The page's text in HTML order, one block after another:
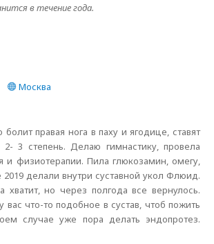
в течение года.
Москва
правая нога в паху и ягодице, ставят
2- 3 степень. Делаю гимнастику, провела
и физиотерапии. Пила глюкозамин, омегу,
делали внутри суставной укол Флюид.
хватит, но через полгода все вернулось.
что-то подобное в сустав, чтоб пожить
случае уже пора делать эндопротез.